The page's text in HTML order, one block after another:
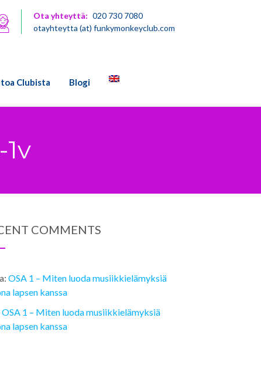
Ota yhteyttä: 020 730 7080
otayhteytta (at) funkymonkeyclub.com
Clubista Blogi
COMMENTS
: OSA 1 ­– Miten luoda musiikkielämyksiä
lapsen kanssa
OSA 1 ­– Miten luoda musiikkielämyksiä
lapsen kanssa